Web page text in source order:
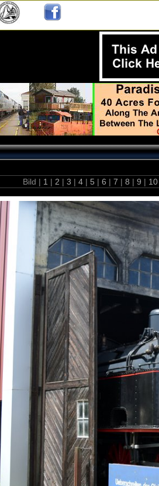
Bild | 1 | 2 | 3 | 4 | 5 | 6 | 7 | 8 | 9 |